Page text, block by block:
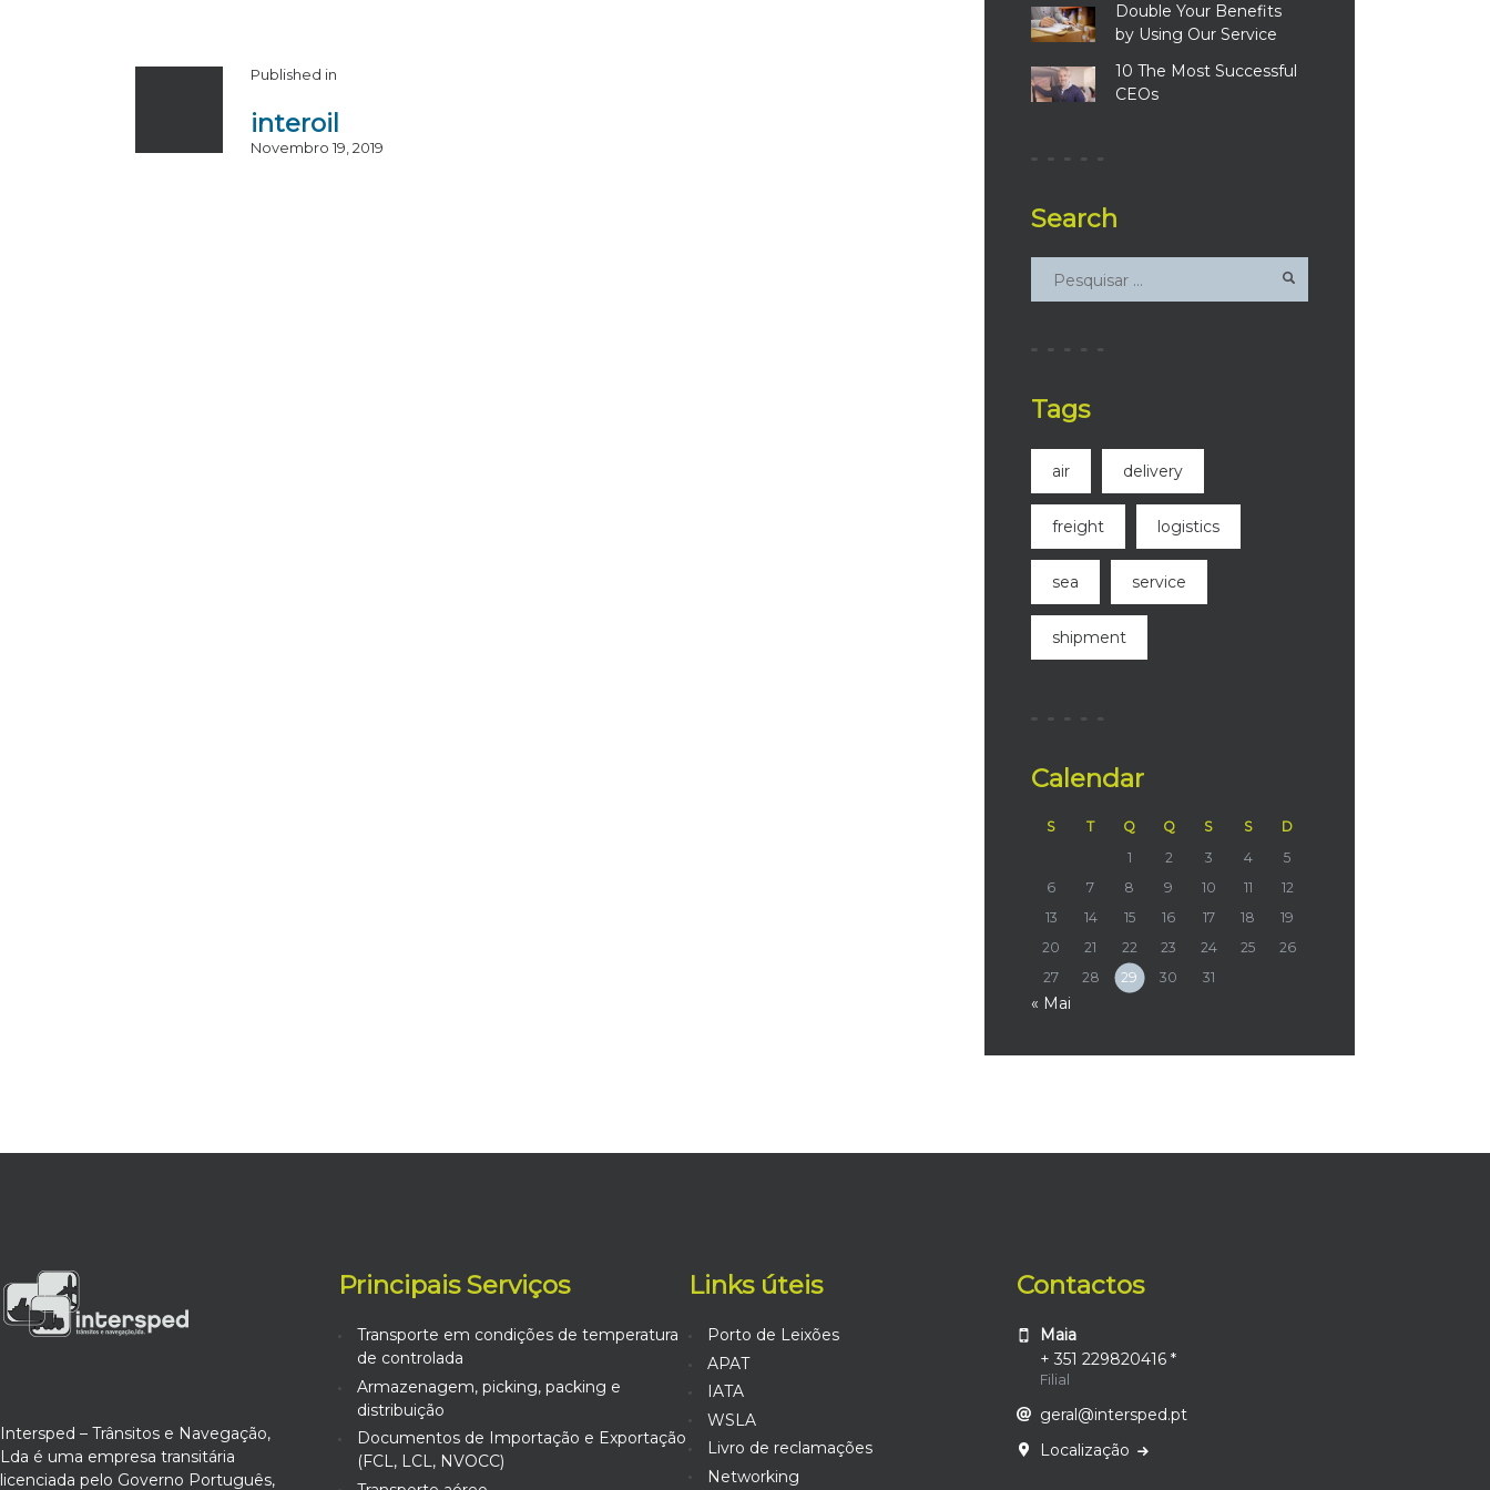
Published in
interoil
Novembro 19, 2019
Double Your Benefits
by Using Our Service
10 The Most Successful
CEOs
Search
Tags
air delivery
freight logistics
sea service
shipment
Calendar
S T Q Q S S
D
1
2 3 4
5
6
7 8 9 10 11
12
13
14 15 16 17 18
19
20
21 22 23 24 25
26
27
28 29 30 31
« Mai
Intersped – Trânsitos e Navegação,
Lda é uma empresa transitária
licenciada pelo Governo Português,
Principais Serviços
Transporte em condições de temperatura
de controlada
Armazenagem, picking, packing e
distribuição
Documentos de Importação e Exportação
(FCL, LCL, NVOCC)
Links úteis
Porto de Leixões
APAT
IATA
WSLA
Livro de reclamações
Networking
Contactos
Maia
+ 351 229820416 *
Filial
geral@intersped.pt
Localização